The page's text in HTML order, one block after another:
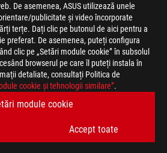
De asemenea, ASUS utilizează unele
publicitate și video încorporate
terțe. Dați clic pe butonul de aici pentru a
preferat. De asemenea, puteți configura
clic pe „Setări module cookie” în subsolul
browserul pe care îl puteți instala în
detaliate, consultați Politica de
cookie şi tehnologii similare”.
module cookie
Accept toate
facebookyoutubeinstagram
DREPTURILE REZERVATE.